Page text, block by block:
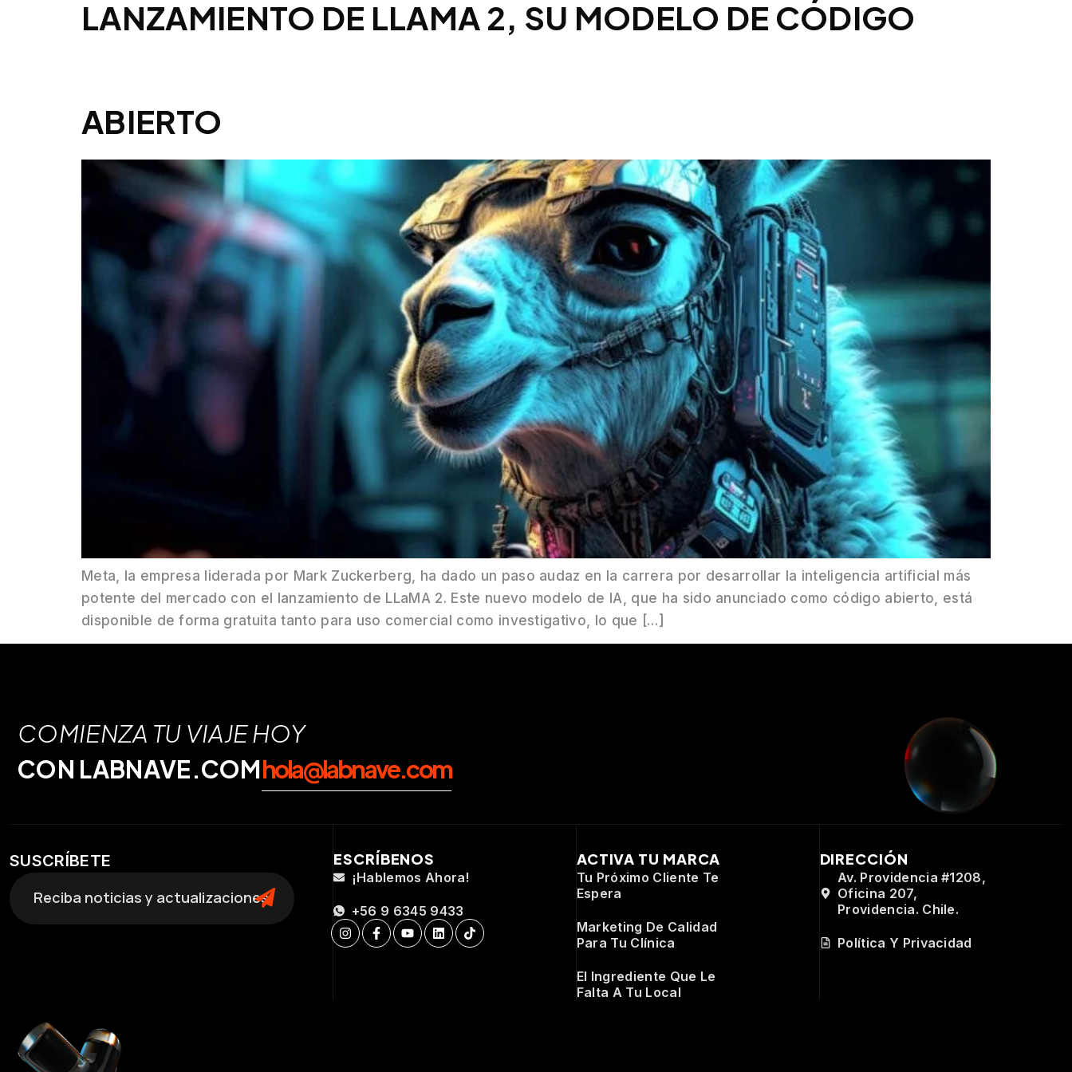
LANZAMIENTO DE LLAMA 2, SU MODELO DE CÓDIGO
ABIERTO
Meta, la empresa liderada por Mark Zuckerberg, ha dado un paso audaz en la carrera por desarrollar la inteligencia artificial más
potente del mercado con el lanzamiento de LLaMA 2. Este nuevo modelo de IA, que ha sido anunciado como código abierto, está
disponible de forma gratuita tanto para uso comercial como investigativo, lo que […]
COMIENZA TU VIAJE HOY
CON LABNAVE.COMhola@labnave.com
SUSCRÍBETE ESCRÍBENOS
¡Hablemos Ahora!
+56 9 6345 9433
ACTIVA TU MARCA
Tu Próximo Cliente Te
Espera
Marketing De Calidad
Para Tu Clínica
El Ingrediente Que Le
Falta A Tu Local
DIRECCIÓN
Av. Providencia #1208,
Oficina 207,
Providencia. Chile.
Política Y Privacidad